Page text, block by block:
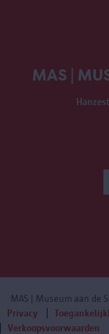
MAS |
MAS | Museum aan de
Privacy
Verkoopsvoorwaarden